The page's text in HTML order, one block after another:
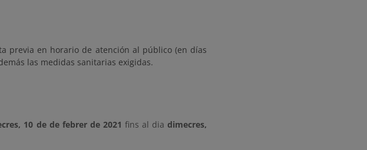
previa en horario de atención al público (en días
las medidas sanitarias exigidas.
10 de de febrer de 2021 fins al diadimecres,